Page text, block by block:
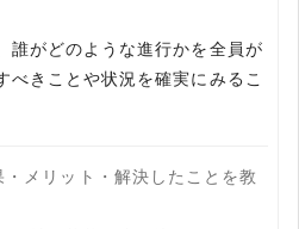
誰がどのような進行かを全員が
べきことや状況を確実にみるこ
メリット・解決したことを教